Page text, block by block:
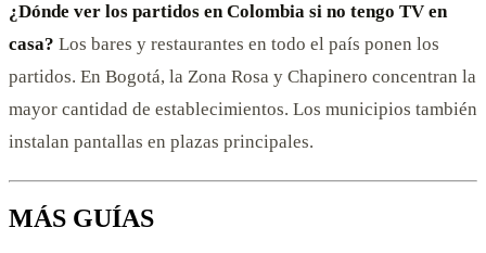
¿Dónde ver los partidos en Colombia si no tengo TV en
casa? Los bares y restaurantes en todo el país ponen los
partidos. En Bogotá, la Zona Rosa y Chapinero concentran la
mayor cantidad de establecimientos. Los municipios también
instalan pantallas en plazas principales.
MÁS GUÍAS